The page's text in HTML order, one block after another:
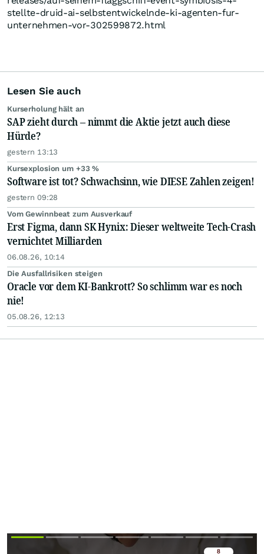
stellte-druid-ai-selbstentwickelnde-ki-agenten-fur-
unternehmen-vor-302599872.html
Lesen Sie auch
Kurserholung hält an
SAP zieht durch – nimmt die Aktie jetzt auch diese
Hürde?
gestern 13:13
Kursexplosion um +33 %
Software ist tot? Schwachsinn, wie DIESE Zahlen zeigen!
gestern 09:28
Vom Gewinnbeat zum Ausverkauf
Erst Figma, dann SK Hynix: Dieser weltweite Tech-Crash
vernichtet Milliarden
06.08.26, 10:14
Die Ausfallrisiken steigen
Oracle vor dem KI-Bankrott? So schlimm war es noch
nie!
05.08.26, 12:13